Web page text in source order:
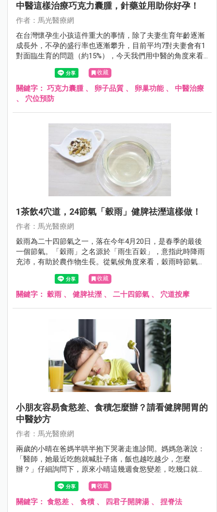
中醫這樣治療巧克力囊腫，針藥並用助你好孕！
作者：馬光醫療網
在台灣懷孕生小孩這件重大的事情，除了夫妻生育年齡逐漸
成長外，不孕的盛行率也逐漸攀升，目前平均7對夫妻會有1
對面臨生育的問題（約15%），今天我們用中醫的角度來看
巧克力囊腫。
收藏
關鍵字： 巧克力囊腫、 卵子品質 、 卵巢功能、 中醫治療
、 穴位預防
1茶飲4穴道，24節氣「穀雨」健脾祛溼這樣做！
作者：馬光醫療網
穀雨為二十四節氣之一，落在今年4月20日，是春季的最後
一個節氣。「穀雨」之名源於「雨生百穀」，意指此時降雨
充沛，有助於農作物生長。從氣候角度來看，穀雨時節氣溫
逐漸升高，濕氣明顯增加，天地之氣由春季的生發轉向夏季
的旺盛，是一個「由肝轉脾」的重要過渡期。
收藏
關鍵字： 穀雨 、 健脾祛溼 、 二十四節氣 、 穴道按摩
小朋友容易食慾差、食積怎麼辦？請看健脾開胃的
中醫妙方
作者：馬光醫療網
兩歲的小晴在爸媽半哄半抱下哭著走進診間。媽媽急著說：
「醫師，她最近吃飽就喊肚子痛，飯也越吃越少，怎麼
辦？」仔細詢問下，原來小晴這幾週食慾變差，吃幾口就說
飽，偏愛零食卻不碰正餐，甚至有時吃完還會嘔吐，讓爸媽
收藏
關鍵字： 食慾差 、 食積 、 四君子開脾湯 、 捏脊法